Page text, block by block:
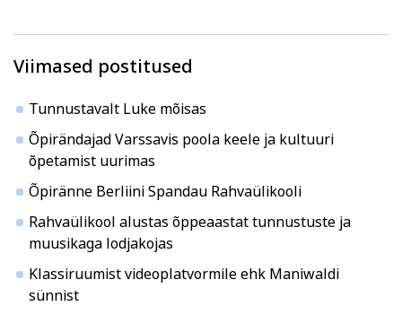
Viimased postitused
Tunnustavalt Luke mõisas
Õpirändajad Varssavis poola keele ja kultuuri
õpetamist uurimas
Õpiränne Berliini Spandau Rahvaülikooli
Rahvaülikool alustas õppeaastat tunnustuste ja
muusikaga lodjakojas
Klassiruumist videoplatvormile ehk Maniwaldi
sünnist